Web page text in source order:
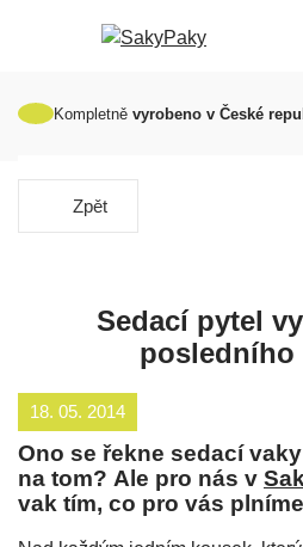
Kompletně vyrobeno v České
Zpět
Sedací pytel
posledního
18. 05. 2014
Ono se řekne sedací
na tom? Ale pro nás v
vak tím, co pro vás